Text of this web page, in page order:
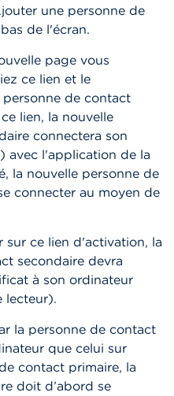
une personne de
de l'écran.
page vous
ce lien et le
de contact
lien, la nouvelle
connectera son
avec l'application de la
la nouvelle personne de
connecter au moyen de
sur ce lien d'activation, la
secondaire devra
à son ordinateur
lecteur).
la personne de contact
que celui sur
contact primaire, la
doit d’abord se